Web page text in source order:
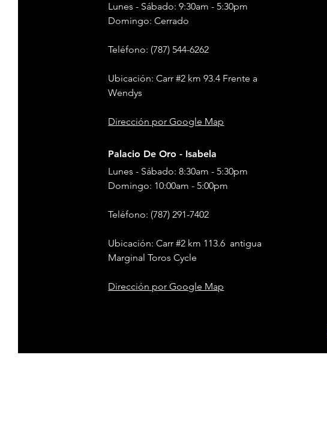
Lunes - Sábado: 9:30am - 5:30pm
​​Domingo: Cerrado
Teléfono: (787) 544-6262
Ubicación: Carr #2 km 93.4 Frente a
Wendys
Dirección por Google Map
Palacio De Oro - Isabela
Lunes - Sábado: 8:30am - 5:30pm
​​Domingo: 10:00am - 5:00pm
Teléfono: (787) 291-7402
Ubicación: Carr #2 km 113.6 antigua
Marginal Toros Cycle
Dirección por Google Map